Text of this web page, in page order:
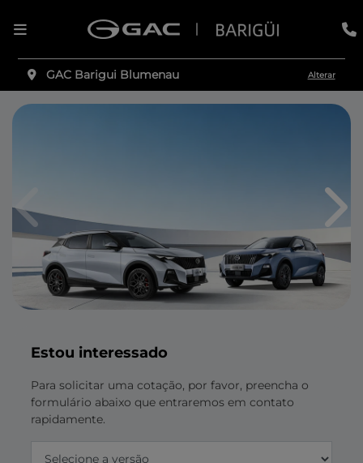
GAC Barigui Blumenau Alterar
Estou interessado
Para solicitar uma cotação, por favor, preencha o
formulário abaixo que entraremos em contato
rapidamente.
Anterior